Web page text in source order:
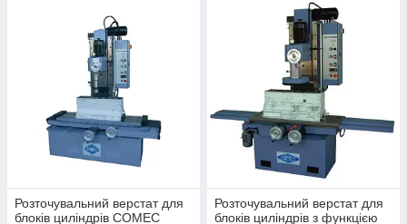
Розточувальний верстат для
блоків циліндрів COMEC
Розточувальний верстат для
блоків циліндрів з функцією